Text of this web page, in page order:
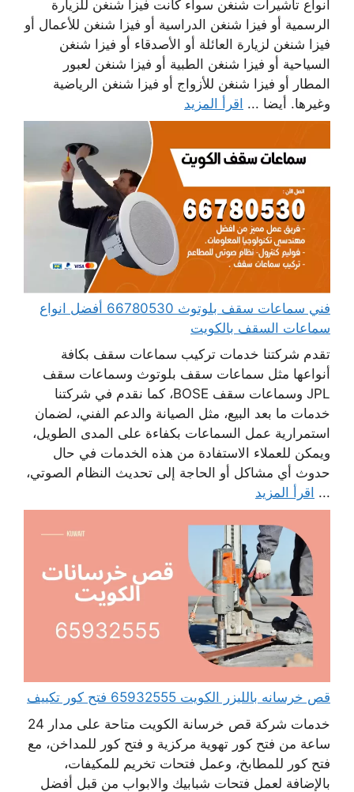
أنواع تأشيرات شنغن سواء كانت فيزا شنغن للزيارة
الرسمية أو فيزا شنغن الدراسية أو فيزا شنغن للأعمال أو
فيزا شنغن لزيارة العائلة أو الأصدقاء أو فيزا شنغن
السياحية أو فيزا شنغن الطبية أو فيزا شنغن لعبور
المطار أو فيزا شنغن للأزواج أو فيزا شنغن الرياضية
وغيرها. أيضا ... اقرأ المزيد
فني سماعات سقف بلوتوث 66780530 أفضل انواع
سماعات السقف بالكويت
تقدم شركتنا خدمات تركيب سماعات سقف بكافة
أنواعها مثل سماعات سقف بلوتوث وسماعات سقف
JPL وسماعات سقف BOSE، كما نقدم في شركتنا
خدمات ما بعد البيع، مثل الصيانة والدعم الفني، لضمان
استمرارية عمل السماعات بكفاءة على المدى الطويل،
ويمكن للعملاء الاستفادة من هذه الخدمات في حال
حدوث أي مشاكل أو الحاجة إلى تحديث النظام الصوتي،
... اقرأ المزيد
قص خرسانه بالليزر الكويت 65932555 فتح كور تكييف
خدمات شركة قص خرسانة الكويت متاحة على مدار 24
ساعة من فتح كور تهوية مركزية و فتح كور للمداخن، مع
فتح كور للمطابخ، وعمل فتحات تخريم للمكيفات،
بالإضافة لعمل فتحات شبابيك والابواب من قبل أفضل